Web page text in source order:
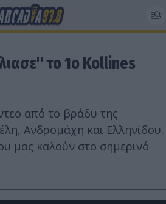
το 1ο Kollines
από το βράδυ της
Ανδρομάχη και Ελληνίδου.
μας καλούν στο σημερινό